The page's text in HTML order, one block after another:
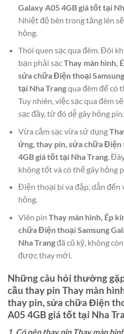
Galaxy A05 4GB giá tốt tại
Nhiệt độ bên trong tăng lên
hỏng.
Thói quen sạc qua đêm. Đôi
bạn phải sạcThay màn hình,
sửa chữa Điện thoại
tại Nha Trangqua đêm để có
Tuy nhiên, việc sạc qua đêm
sạc đầy, từ đó dễ gây hỏng pin.
Vừa cắm sạc vừa sử dụng
ứng, thay pin, sửa chữa Điện
4GB giá tốt tại Nha Trang.
không tốt và có thể gây hỏng
Điện thoại bi va đập, dẫn đến
hỏng.
Viên pin Thay màn hình, Ép
chữa Điện thoại Samsung
Nha Trangđã cũ kỹ, không
được thay mới.
Những câu hỏi thường
cầu thay pin Thay màn
thay pin, sửa chữa Điện
A05 4GB giá tốt tại Nha
1. Có nên thay pin Thay màn